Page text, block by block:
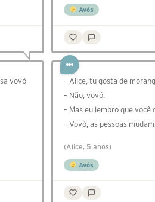
Avós
vovó
– Alice, tu gosta de
– Não, vovó.
– Mas eu lembro que você
– Vovó, as pessoas
(Alice, 5 anos)
Avós